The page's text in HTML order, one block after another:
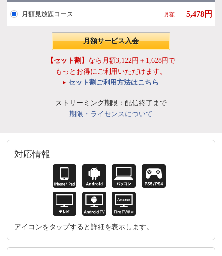
月額見放題コース 月額 5,478円
月額サービス入会
【セット割】 なら月額3,122円＋1,628円で
もっとお得にご利用いただけます。
セット割ご利用方法はこちら
ストリーミング期限：配信終了まで
期限・ライセンスについて
対応情報
アイコンをタップすると詳細を表示します。